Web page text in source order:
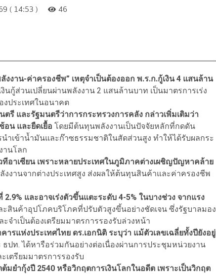
( 14:53 ) 46
งงาน-ค่าครองชีพ” เหตุจำเป็นต้องออก พ.ร.ก.กู้เงิน 4 แสนล้าน
นกู้ส่วนเปลี่ยนผ่านพลังงาน 2 แสนล้านบาท เป็นมาตรการเร่ง
งประเทศในอนาคต
และรัฐมนตรีว่าการกระทรวงการคลัง กล่าวเพิ่มเติมว่า
น และยืดเยื้อ โดยมีต้นทุนพลังงานเป็นปัจจัยหลักที่กดดัน
นำเข้าน้ำมันและก๊าซธรรมชาติในสัดส่วนสูง ทำให้ได้รับผลกระ
านโลก
ทีอาเซียน เพราะหลายประเทศในภูมิภาคต่างเผชิญปัญหาคล้าย
งานจากต่างประเทศสูง ส่งผลให้ต้นทุนสินค้าและค่าครองชีพ
และอาจเร่งตัวขึ้นแตะระดับ 4-5% ในบางช่วง จากแรง
ะสินค้าอุปโภคบริโภคที่ปรับตัวสูงขึ้นอย่างชัดเจน ซึ่งรัฐบาลมอง
จำเป็นต้องเตรียมมาตรการรองรับล่วงหน้า
ารแห่งประเทศไทย ดร.เอกนิติ ระบุว่า แม้ตัวเลขเฉลี่ยทั้งปียังอยู่
ธปท. ได้หารือร่วมกันอย่างต่อเนื่องผ่านการประชุมหน่วยงาน
เตรียมมาตรการรองรับ
ยำกุ้งปี 2540 หรือวิกฤตการเงินโลกในอดีต เพราะเป็นวิกฤต